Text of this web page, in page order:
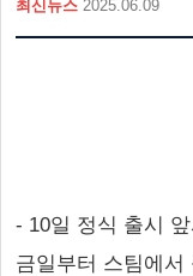
최신뉴스 2025.06.09
- 10일 정식 출시
금일부터 스팀에서